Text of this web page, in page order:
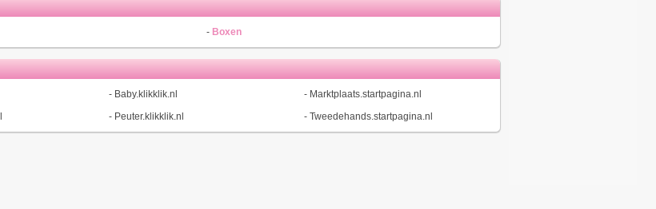
- Boxen
- Baby.klikklik.nl - Marktplaats.startpagina.nl
- Peuter.klikklik.nl - Tweedehands.startpagina.nl